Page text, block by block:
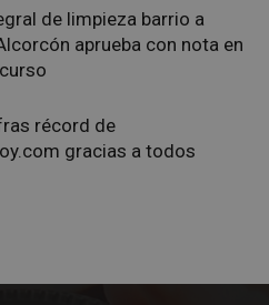
de limpieza barrio a
aprueba con nota en
récord de
gracias a todos
Amazon.com
Inc.
embed.bsky.app